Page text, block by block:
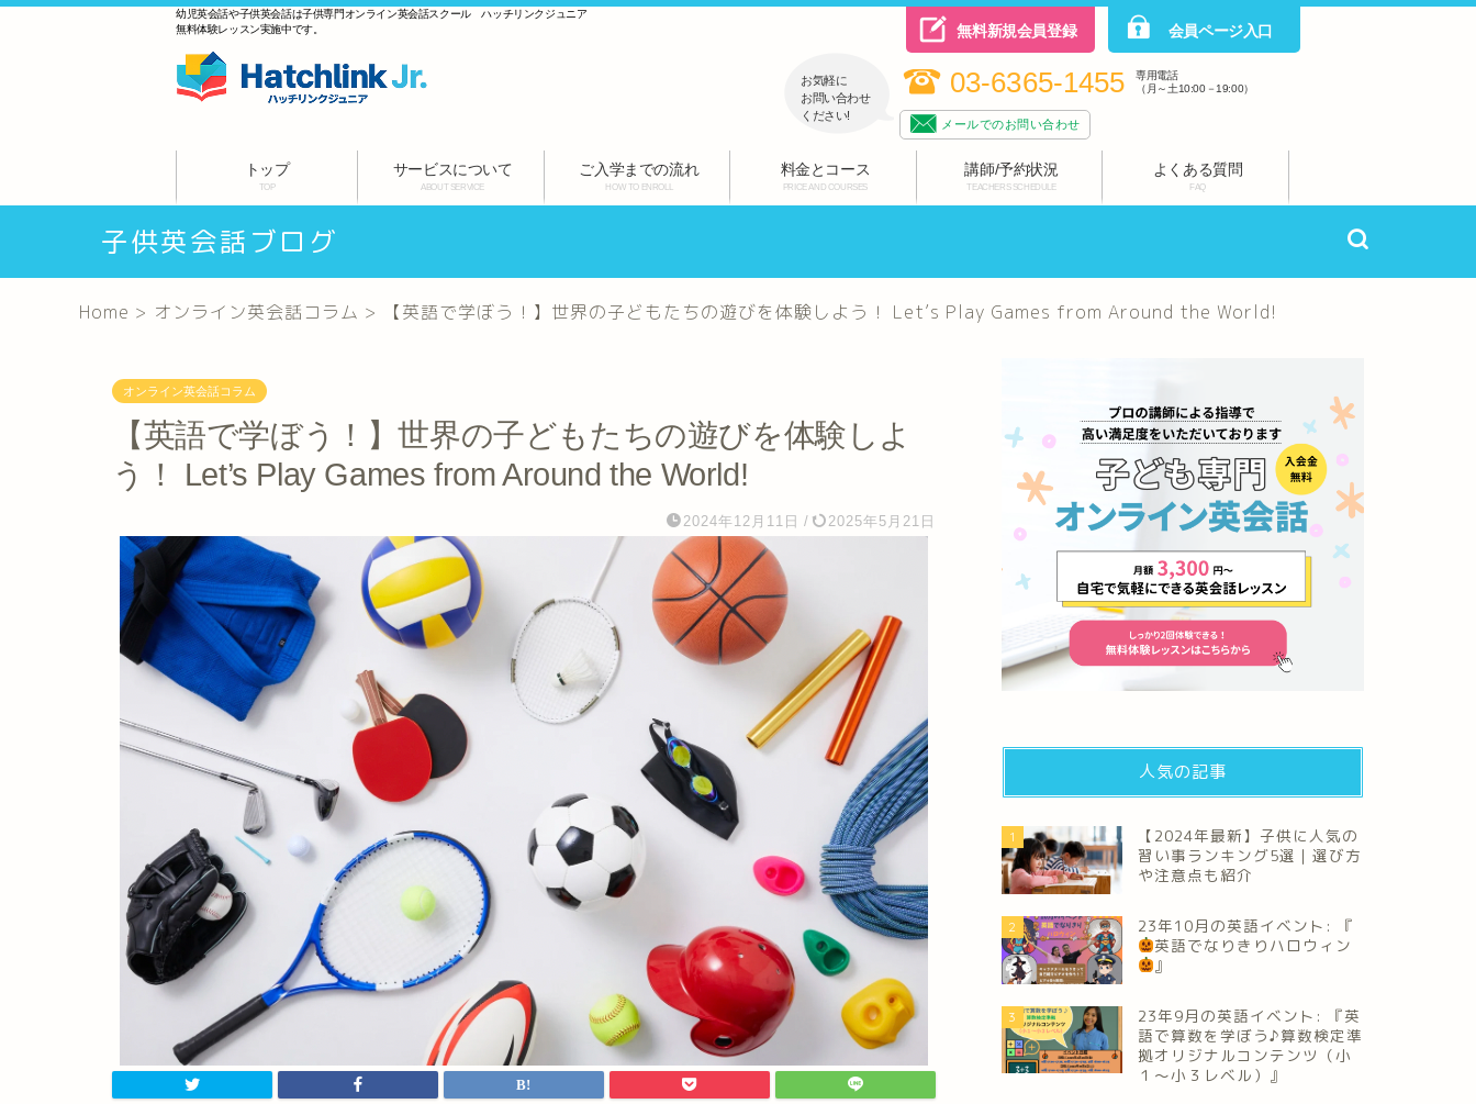
幼児英会話や子供英会話は子供専門オンライン英会話スクール ハッチリンクジュニア
無料体験レッスン実施中です。
無料新規会員登録 会員ページ入口
03-6365-1455
専用電話
（月～土10:00－19:00）
メールでのお問い合わせ
お気軽に
お問い合わせ
ください!
トップ
TOP
サービスについて
ABOUT SERVICE
ご入学までの流れ
HOW TO ENROLL
料金とコース
PRICE AND COURSES
講師/予約状況
TEACHERS SCHEDULE
よくある質問
FAQ
子供英会話ブログ
Home > オンライン英会話コラム > 【英語で学ぼう！】世界の子どもたちの遊びを体験しよう！ Let’s Play Games from Around the World!
オンライン英会話コラム
【英語で学ぼう！】世界の子どもたちの遊びを体験しよ
う！ Let’s Play Games from Around the World!
2024年12月11日 / 2025年5月21日
人気の記事
1
【2024年最新】子供に人気の
習い事ランキング5選｜選び方
や注意点も紹介
2
23年10月の英語イベント: 『
英語でなりきりハロウィン
』
3
23年9月の英語イベント: 『英
語で算数を学ぼう♪算数検定準
拠オリジナルコンテンツ（小
１～小３レベル）』